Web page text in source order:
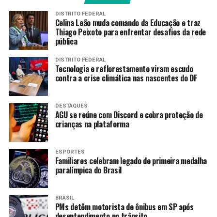
aposentadorias.
A decisão atendeu ao pedido da própria CPMI e
derrubou determinação do
ministro Dias Toffoli , que retirou os dados da comissão e
determinou que o material fosse armazenado na
presidência do Senado.
Vorcaro deverão ser enviados para a Polícia Federal
(PF), que investiga as fraudes no Banco Master.
seguida, a corporação deverá compartilhar as
informações com a CPMI.
A medida foi celebrada pelo presidente da CPMI, que
classificou como uma “vitória da transparência”.
“Sempre defendi que não
DISTRITO FEDERAL
Celina Leão muda comando da Educação e traz
Thiago Peixoto para enfrentar desafios da rede
pública
DISTRITO FEDERAL
Tecnologia e reflorestamento viram escudo
contra a crise climática nas nascentes do DF
DESTAQUES
AGU se reúne com Discord e cobra proteção de
crianças na plataforma
ESPORTES
Familiares celebram legado de primeira medalha
paralímpica do Brasil
BRASIL
PMs detêm motorista de ônibus em SP após